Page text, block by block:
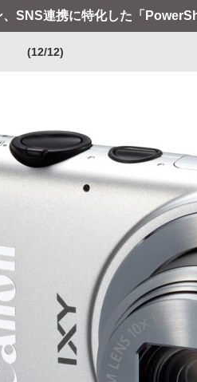
、SNS連携に特化した「
(12/12)